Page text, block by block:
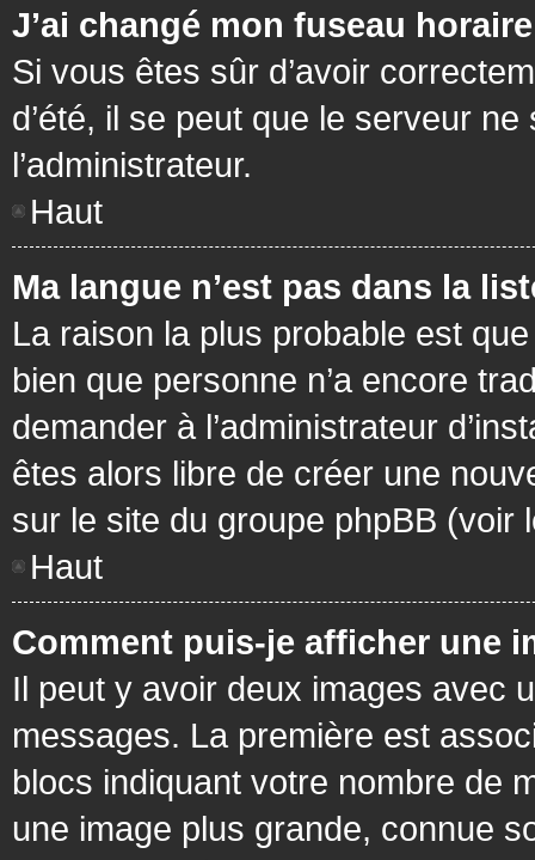
J’ai changé mon fuseau
Si vous êtes sûr d’avoir
d’été, il se peut que le serveur
l’administrateur.
Haut
Ma langue n’est pas dans la
La raison la plus probable est
bien que personne n’a encore
demander à l’administrateur
êtes alors libre de créer une
sur le site du groupe phpBB (voir
Haut
Comment puis-je afficher une
Il peut y avoir deux images avec
messages. La première est
blocs indiquant votre nombre de
une image plus grande, connue